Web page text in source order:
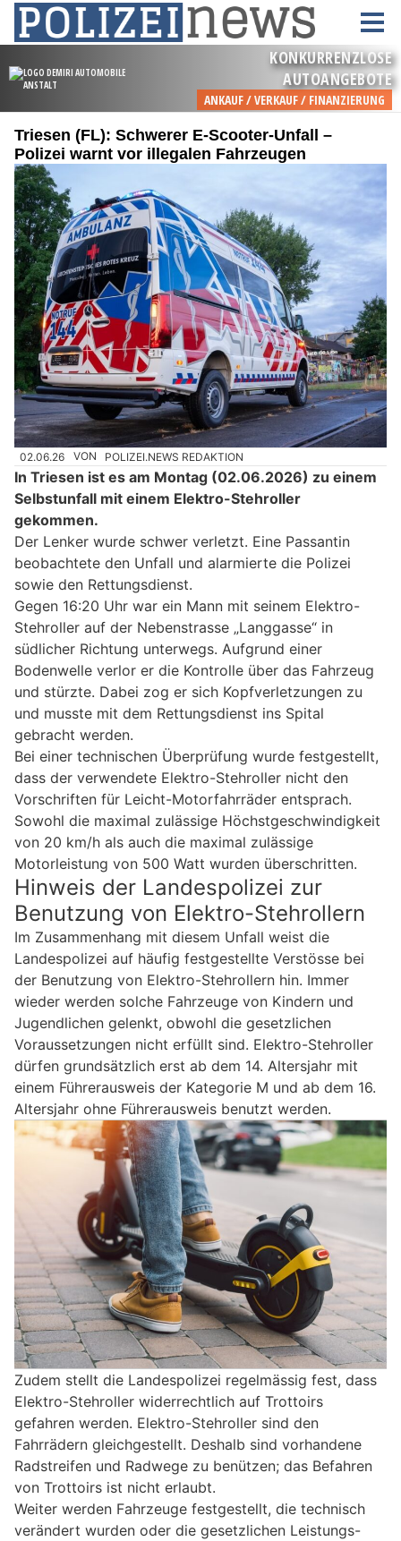
Triesen (FL): Schwerer E-Scooter-Unfall –
Polizei warnt vor illegalen Fahrzeugen
02.06.26 VON POLIZEI.NEWS REDAKTION
In Triesen ist es am Montag (02.06.2026) zu einem
Selbstunfall mit einem Elektro-Stehroller
gekommen.
Der Lenker wurde schwer verletzt. Eine Passantin
beobachtete den Unfall und alarmierte die Polizei
sowie den Rettungsdienst.
Gegen 16:20 Uhr war ein Mann mit seinem Elektro-
Stehroller auf der Nebenstrasse „Langgasse“ in
südlicher Richtung unterwegs. Aufgrund einer
Bodenwelle verlor er die Kontrolle über das Fahrzeug
und stürzte. Dabei zog er sich Kopfverletzungen zu
und musste mit dem Rettungsdienst ins Spital
gebracht werden.
Bei einer technischen Überprüfung wurde festgestellt,
dass der verwendete Elektro-Stehroller nicht den
Vorschriften für Leicht-Motorfahrräder entsprach.
Sowohl die maximal zulässige Höchstgeschwindigkeit
von 20 km/h als auch die maximal zulässige
Motorleistung von 500 Watt wurden überschritten.
Hinweis der Landespolizei zur
Benutzung von Elektro-Stehrollern
Im Zusammenhang mit diesem Unfall weist die
Landespolizei auf häufig festgestellte Verstösse bei
der Benutzung von Elektro-Stehrollern hin. Immer
wieder werden solche Fahrzeuge von Kindern und
Jugendlichen gelenkt, obwohl die gesetzlichen
Voraussetzungen nicht erfüllt sind. Elektro-Stehroller
dürfen grundsätzlich erst ab dem 14. Altersjahr mit
einem Führerausweis der Kategorie M und ab dem 16.
Altersjahr ohne Führerausweis benutzt werden.
Zudem stellt die Landespolizei regelmässig fest, dass
Elektro-Stehroller widerrechtlich auf Trottoirs
gefahren werden. Elektro-Stehroller sind den
Fahrrädern gleichgestellt. Deshalb sind vorhandene
Radstreifen und Radwege zu benützen; das Befahren
von Trottoirs ist nicht erlaubt.
Weiter werden Fahrzeuge festgestellt, die technisch
verändert wurden oder die gesetzlichen Leistungs-